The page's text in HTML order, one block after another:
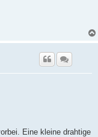
Eine kleine drahtige